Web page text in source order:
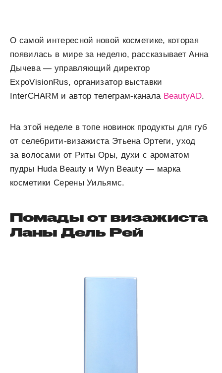
О самой интересной новой косметике, которая
появилась в мире за неделю, рассказывает Анна
Дычева — управляющий директор
ExpoVisionRus, организатор выставки
InterCHARM и автор телеграм-канала BeautyAD.
На этой неделе в топе новинок продукты для губ
от селебрити-визажиста Этьена Ортеги, уход
за волосами от Риты Оры, духи с ароматом
пудры Huda Beauty и Wyn Beauty — марка
косметики Серены Уильямс.
Помады от визажиста
Ланы Дель Рей